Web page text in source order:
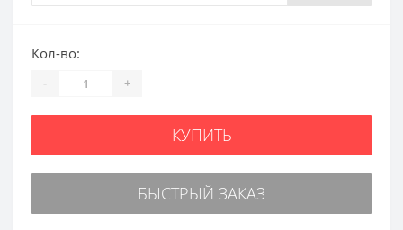
Кол-во:
- +
КУПИТЬ
БЫСТРЫЙ ЗАКАЗ